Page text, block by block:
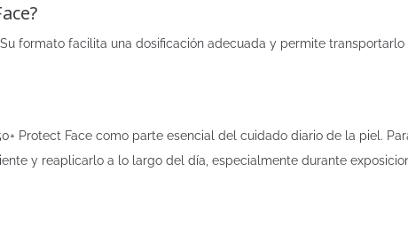
formato facilita una dosificación adecuada y permite
Protect Face como parte esencial del cuidado diario de la piel.
y reaplicarlo a lo largo del día, especialmente durante